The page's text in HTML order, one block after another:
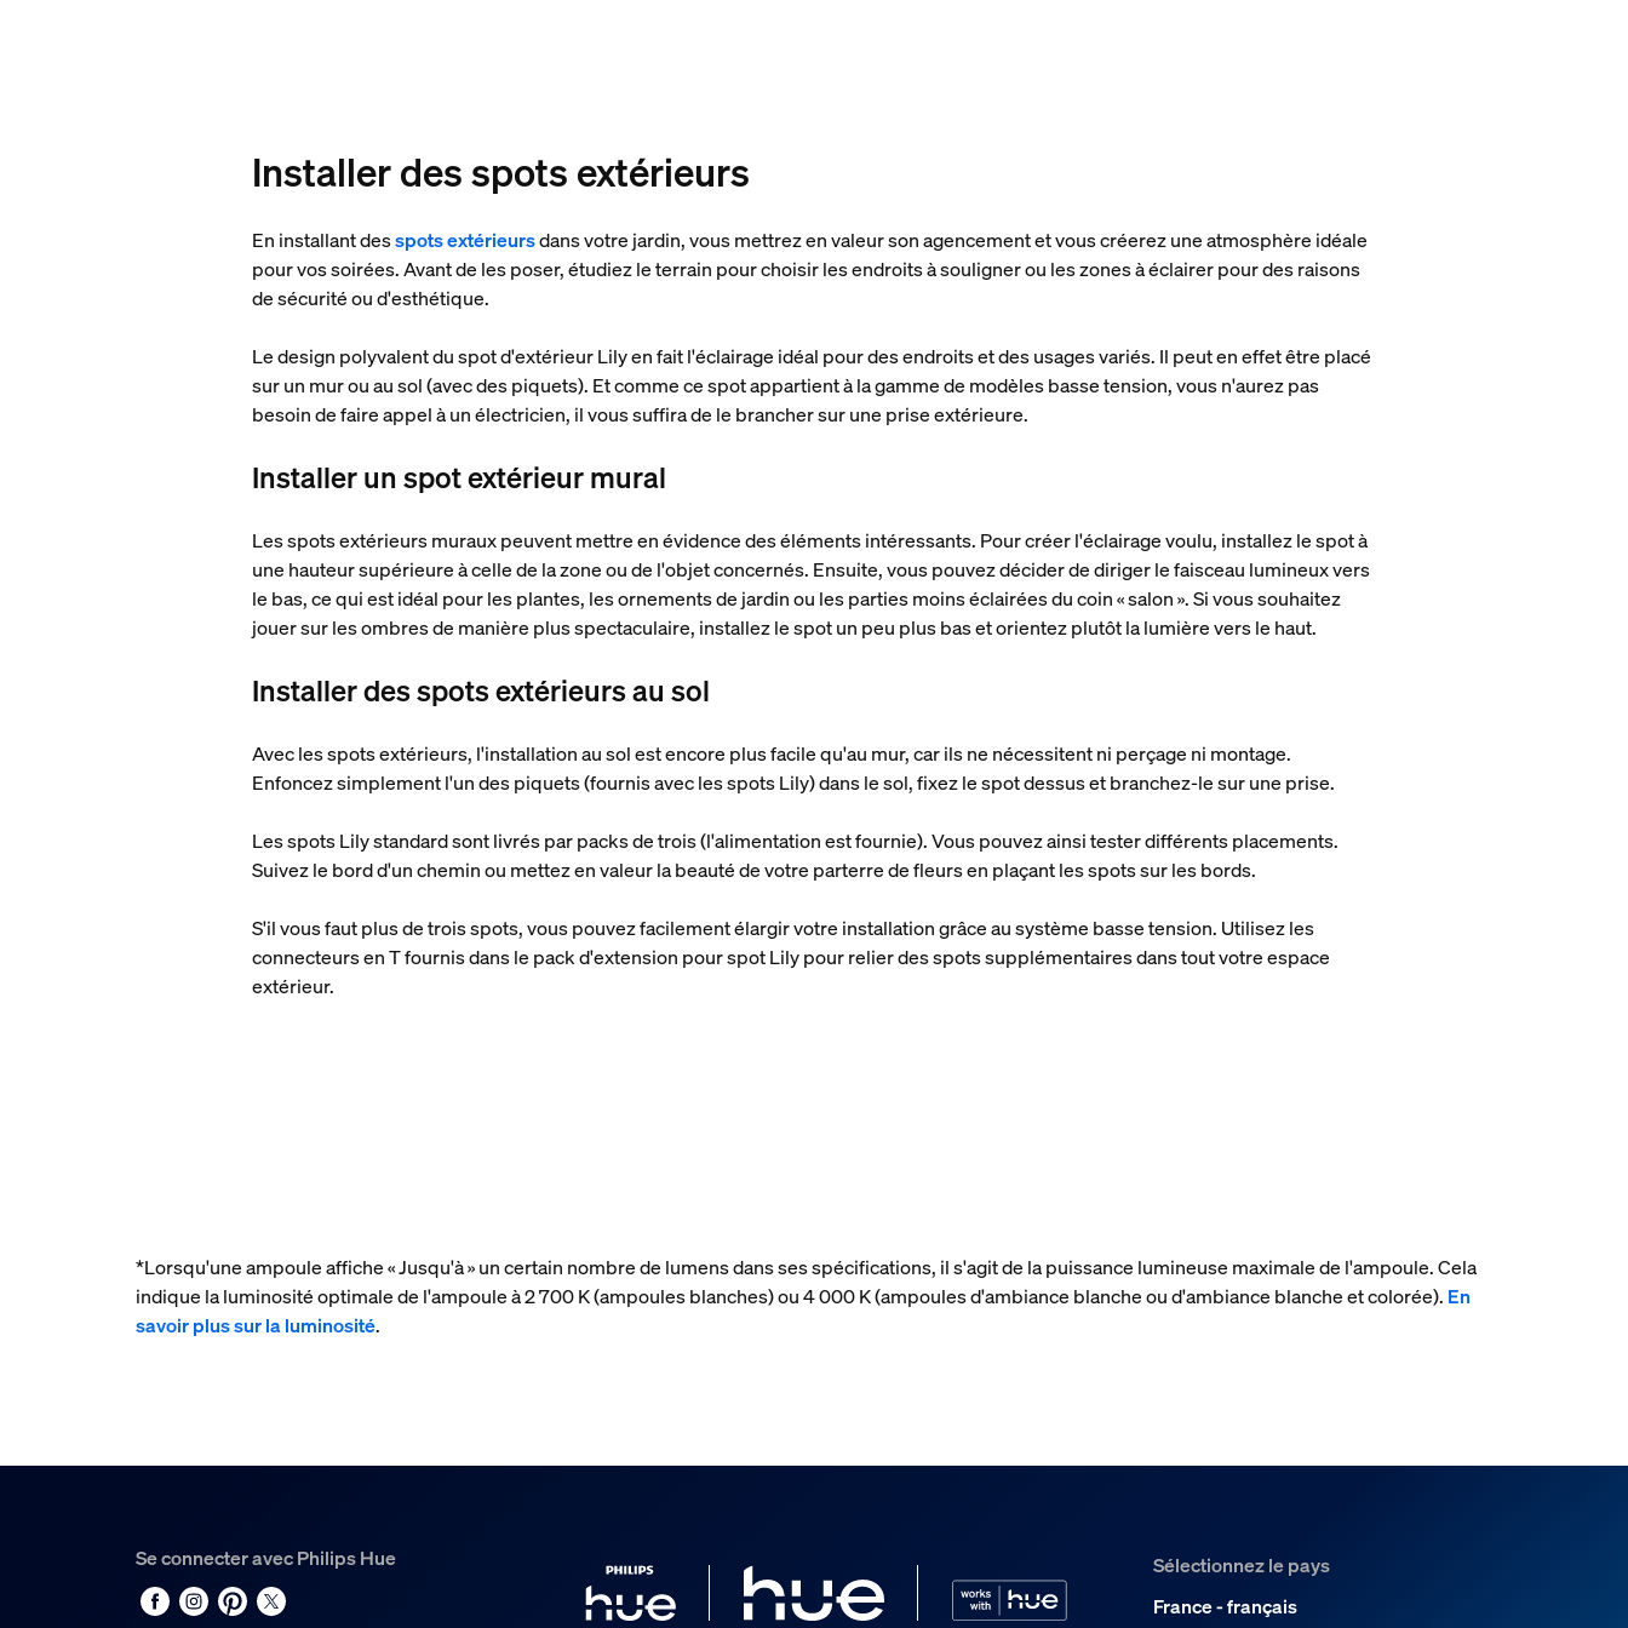
Installer des spots extérieurs
En installant desspots extérieursdans votre jardin, vous mettrez en valeur son agencement et vous créerez une atmosphère idéale
pour vos soirées. Avant de les poser, étudiez le terrain pour choisir les endroits à souligner ou les zones à éclairer pour des raisons
de sécurité ou d'esthétique.
Le design polyvalent du spot d'extérieur Lily en fait l'éclairage idéal pour des endroits et des usages variés. Il peut en effet être placé
sur un mur ou au sol (avec des piquets). Et comme ce spot appartient à la gamme de modèles basse tension, vous n'aurez pas
besoin de faire appel à un électricien, il vous suffira de le brancher sur une prise extérieure.
Installer un spot extérieur mural
Les spots extérieurs muraux peuvent mettre en évidence des éléments intéressants. Pour créer l'éclairage voulu, installez le spot à
une hauteur supérieure à celle de la zone ou de l'objet concernés. Ensuite, vous pouvez décider de diriger le faisceau lumineux vers
le bas, ce qui est idéal pour les plantes, les ornements de jardin ou les parties moins éclairées du coin « salon ». Si vous souhaitez
jouer sur les ombres de manière plus spectaculaire, installez le spot un peu plus bas et orientez plutôt la lumière vers le haut.
Installer des spots extérieurs au sol
Avec les spots extérieurs, l'installation au sol est encore plus facile qu'au mur, car ils ne nécessitent ni perçage ni montage.
Enfoncez simplement l'un des piquets (fournis avec les spots Lily) dans le sol, fixez le spot dessus et branchez-le sur une prise.
Les spots Lily standard sont livrés par packs de trois (l'alimentation est fournie). Vous pouvez ainsi tester différents placements.
Suivez le bord d'un chemin ou mettez en valeur la beauté de votre parterre de fleurs en plaçant les spots sur les bords.
S'il vous faut plus de trois spots, vous pouvez facilement élargir votre installation grâce au système basse tension. Utilisez les
connecteurs en T fournis dans le pack d'extension pour spot Lily pour relier des spots supplémentaires dans tout votre espace
extérieur.
*Lorsqu'une ampoule affiche « Jusqu'à » un certain nombre de lumens dans ses spécifications, il s'agit de la puissance lumineuse maximale de l'ampoule. Cela
indique la luminosité optimale de l'ampoule à 2 700 K (ampoules blanches) ou 4 000 K (ampoules d'ambiance blanche ou d'ambiance blanche et colorée). En
savoir plus sur la luminosité.
Se connecter avec Philips Hue
Sélectionnez le pays
France - français